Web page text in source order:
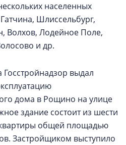
населенных
Шлиссельбург,
Волхов, Лодейное Поле,
и др.
Госстройнадзор выдал
дома в Рощино на улице
здание состоит из шести
общей площадью
Застройщиком выступило